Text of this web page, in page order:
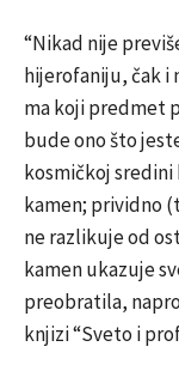
“Nikad nije
hijerofaniju, čak i
ma koji predmet
bude ono što
kosmičkoj sredini
kamen; prividno
ne razlikuje od
kamen ukazuje
preobratila,
knjizi “Sveto i